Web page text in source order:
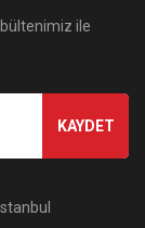
ile
KAYDET